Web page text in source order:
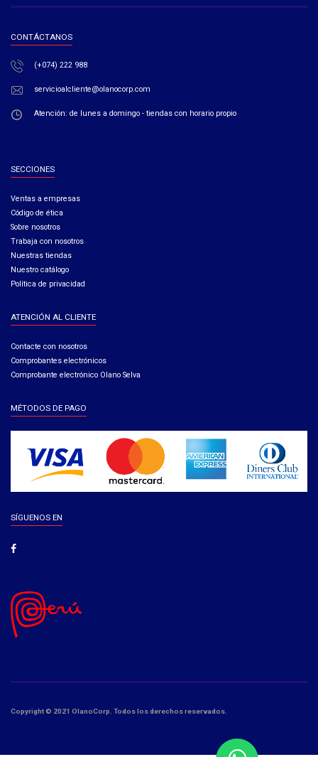
CONTÁCTANOS
(+074) 222 988
servicioalcliente@olanocorp.com
Atención: de lunes a domingo - tiendas con horario propio
SECCIONES
Ventas a empresas​
Código de ética​
Sobre nosotros
Trabaja con nosotros
Nuestras tiendas
Nuestro catálogo
Política de privacidad
ATENCIÓN AL CLIENTE
Contacte con nosotros
Comprobantes electrónicos
Comprobante electrónico Olano Selva
MÉTODOS DE PAGO
SÍGUENOS EN
Copyright © 2021 OlanoCorp. Todos los derechos reservados.